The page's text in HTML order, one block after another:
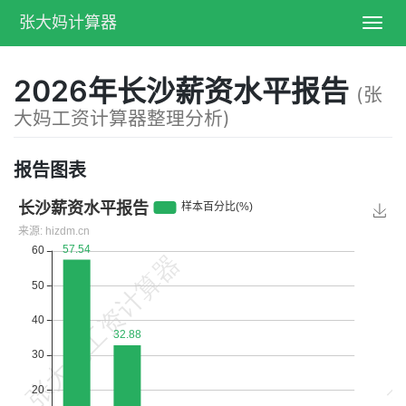
张大妈计算器
2026年长沙薪资水平报告 (张
大妈工资计算器整理分析)
报告图表